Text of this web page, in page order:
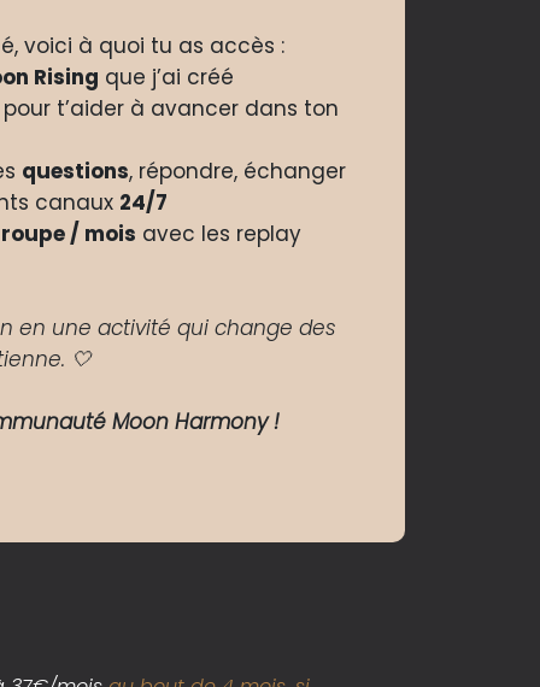
voici à quoi tu as accès :
Rising que j’ai créé
t’aider à avancer dans ton
questions, répondre, échanger
canaux 24/7
/ mois avec les replay
en une activité qui change des
🤍
Moon Harmony !